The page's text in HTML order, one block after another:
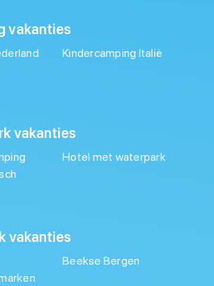
vakanties
Kindercamping Italië
vakanties
Hotel met waterpark
vakanties
Beekse Bergen